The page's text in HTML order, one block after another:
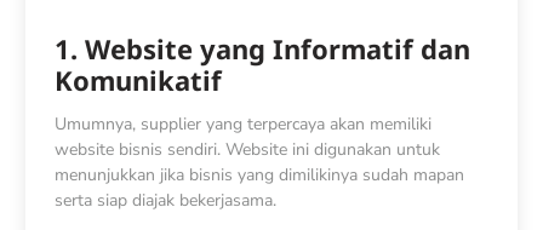
1. Website yang Informatif dan
Komunikatif
Umumnya, supplier yang terpercaya akan memiliki
website bisnis sendiri. Website ini digunakan untuk
menunjukkan jika bisnis yang dimilikinya sudah mapan
serta siap diajak bekerjasama.